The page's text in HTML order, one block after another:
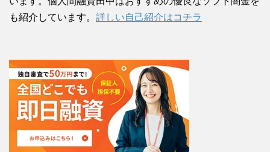
も紹介しています。 詳しい自己紹介はコチラ